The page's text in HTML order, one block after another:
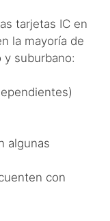
tarjetas IC en
la mayoría de
suburbano:
algunas
con